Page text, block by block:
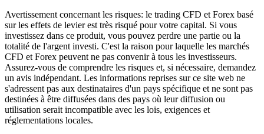
Avertissement concernant les risques: le trading CFD et Forex basé
sur les effets de levier est très risqué pour votre capital. Si vous
investissez dans ce produit, vous pouvez perdre une partie ou la
totalité de l'argent investi. C'est la raison pour laquelle les marchés
CFD et Forex peuvent ne pas convenir à tous les investisseurs.
Assurez-vous de comprendre les risques et, si nécessaire, demandez
un avis indépendant. Les informations reprises sur ce site web ne
s'adressent pas aux destinataires d'un pays spécifique et ne sont pas
destinées à être diffusées dans des pays où leur diffusion ou
utilisation serait incompatible avec les lois, exigences et
réglementations locales.